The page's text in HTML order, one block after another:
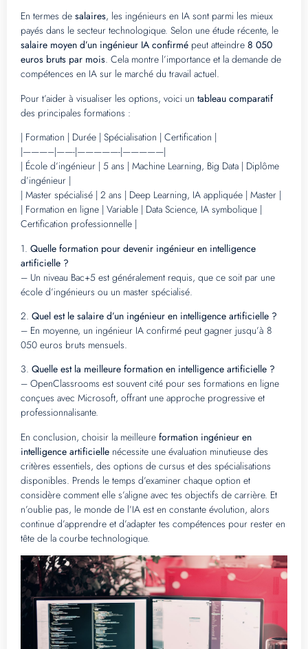
En termes de salaires, les ingénieurs en IA sont parmi les mieux
payés dans le secteur technologique. Selon une étude récente, le
salaire moyen d’un ingénieur IA confirmé peut atteindre 8 050
euros bruts par mois. Cela montre l’importance et la demande de
compétences en IA sur le marché du travail actuel.
Pour t’aider à visualiser les options, voici un tableau comparatif
des principales formations :
| Formation | Durée | Spécialisation | Certification |
|———–|——-|—————-|—————|
| École d’ingénieur | 5 ans | Machine Learning, Big Data | Diplôme
d’ingénieur |
| Master spécialisé | 2 ans | Deep Learning, IA appliquée | Master |
| Formation en ligne | Variable | Data Science, IA symbolique |
Certification professionnelle |
1. Quelle formation pour devenir ingénieur en intelligence
artificielle ?
– Un niveau Bac+5 est généralement requis, que ce soit par une
école d’ingénieurs ou un master spécialisé.
2. Quel est le salaire d’un ingénieur en intelligence artificielle ?
– En moyenne, un ingénieur IA confirmé peut gagner jusqu’à 8
050 euros bruts mensuels.
3. Quelle est la meilleure formation en intelligence artificielle ?
– OpenClassrooms est souvent cité pour ses formations en ligne
conçues avec Microsoft, offrant une approche progressive et
professionnalisante.
En conclusion, choisir la meilleure formation ingénieur en
intelligence artificielle nécessite une évaluation minutieuse des
critères essentiels, des options de cursus et des spécialisations
disponibles. Prends le temps d’examiner chaque option et
considère comment elle s’aligne avec tes objectifs de carrière. Et
n’oublie pas, le monde de l’IA est en constante évolution, alors
continue d’apprendre et d’adapter tes compétences pour rester en
tête de la courbe technologique.